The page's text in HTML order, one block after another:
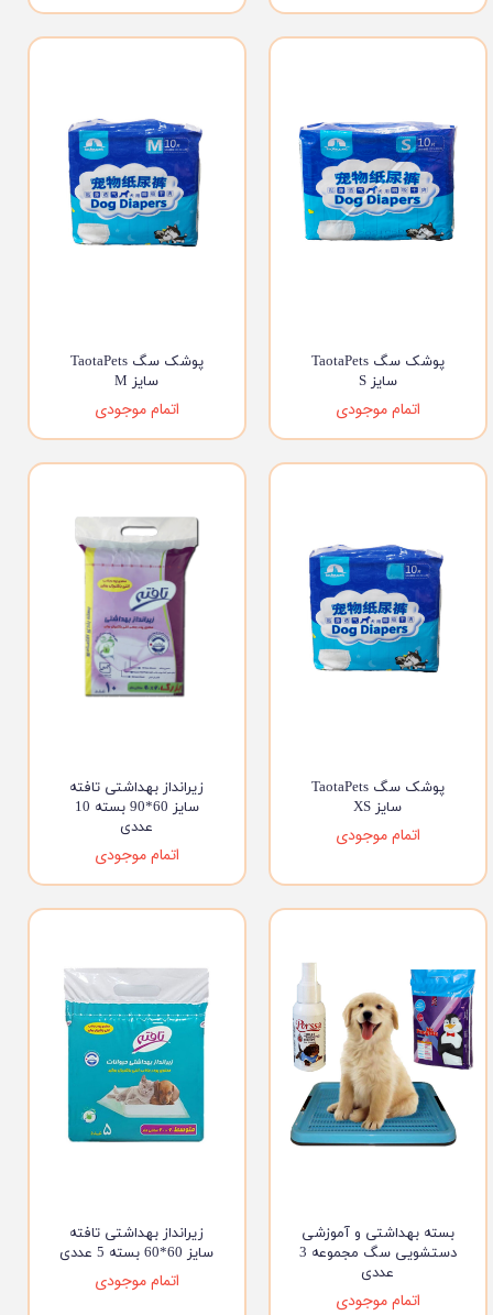
پوشک سگ TaotaPets
سایز S
اتمام موجودی
پوشک سگ TaotaPets
سایز M
اتمام موجودی
پوشک سگ TaotaPets
سایز XS
اتمام موجودی
زیرانداز بهداشتی تافته
سایز 60*90 بسته 10
عددی
اتمام موجودی
بسته بهداشتی و آموزشی
دستشویی سگ مجموعه 3
عددی
اتمام موجودی
زیرانداز بهداشتی تافته
سایز 60*60 بسته 5 عددی
اتمام موجودی